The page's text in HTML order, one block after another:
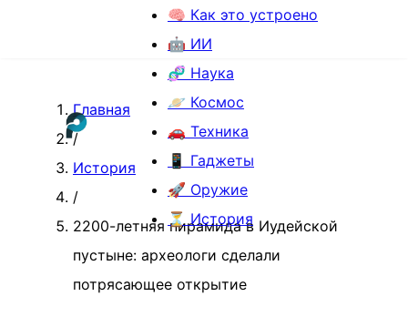
🧠 Как это устроено
🤖 ИИ
🧬 Наука
🪐 Космос
🚗 Техника
📱 Гаджеты
🚀 Оружие
⏳ История
Главная
/
История
/
2200-летняя пирамида в Иудейской
пустыне: археологи сделали
потрясающее открытие